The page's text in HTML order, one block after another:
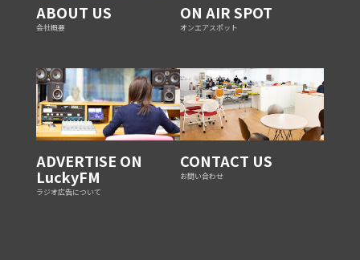
ABOUT US
会社概要
ON AIR SPOT
オンエアスポット
ADVERTISE ON
LuckyFM
ラジオ広告について
CONTACT US
お問い合わせ